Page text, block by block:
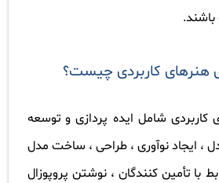
.
هنرهای کاربردی چیست؟
کاربردی شامل ایده پردازی و توسعه
، ایجاد نوآوری ، طراحی ، ساخت مدل
با تأمین کنندگان ، نوشتن پروپوزال